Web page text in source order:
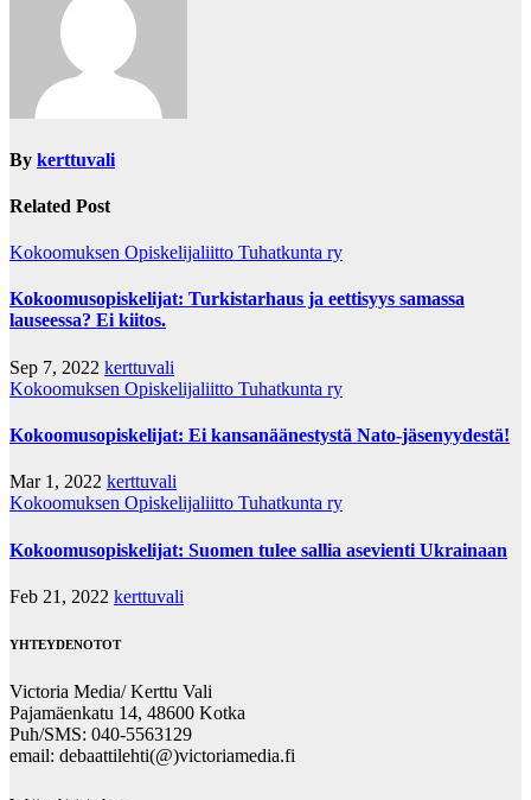
By kerttuvali
Related Post
Kokoomuksen Opiskelijaliitto Tuhatkunta ry
Kokoomusopiskelijat: Turkistarhaus ja eettisyys samassa
lauseessa? Ei kiitos.
Sep 7, 2022 kerttuvali
Kokoomuksen Opiskelijaliitto Tuhatkunta ry
Kokoomusopiskelijat: Ei kansanäänestystä Nato-jäsenyydestä!
Mar 1, 2022 kerttuvali
Kokoomuksen Opiskelijaliitto Tuhatkunta ry
Kokoomusopiskelijat: Suomen tulee sallia asevienti Ukrainaan
Feb 21, 2022 kerttuvali
YHTEYDENOTOT
Victoria Media/ Kerttu Vali
Pajamäenkatu 14, 48600 Kotka
Puh/SMS: 040-5563129
email: debaattilehti(@)victoriamedia.fi